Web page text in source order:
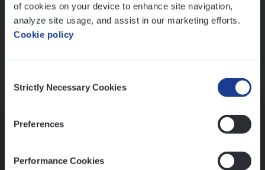
of cookies on your device to enhance site navigation,
analyze site usage, and assist in our marketing efforts.
Cookie policy
Selection
Strictly Necessary Cookies
Preferences
Performance Cookies